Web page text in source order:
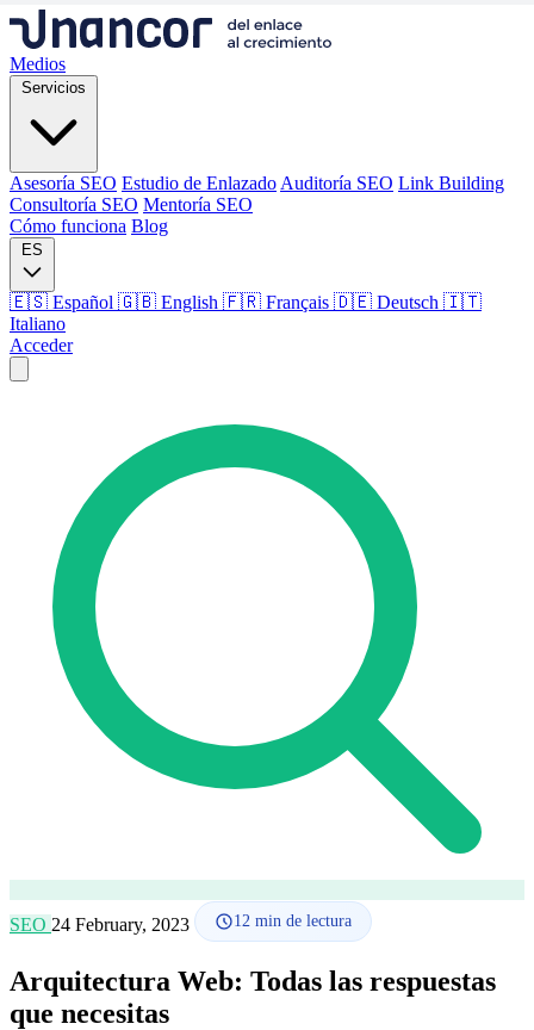
Medios
Servicios
Asesoría SEO Estudio de Enlazado Auditoría SEO Link Building
Consultoría SEO Mentoría SEO
Cómo funciona Blog
ES
🇪🇸 Español 🇬🇧 English 🇫🇷 Français 🇩🇪 Deutsch 🇮🇹
Italiano
Acceder
Asesoría SEO Estudio de Enlazado Auditoría SEO
Consultoría SEO
Cómo funciona
Idioma
🇪🇸 ES
🇬🇧 EN
Acceder
SEO 24 February, 2023 12 min de lectura
Arquitectura Web: Todas las respuestas
que necesitas